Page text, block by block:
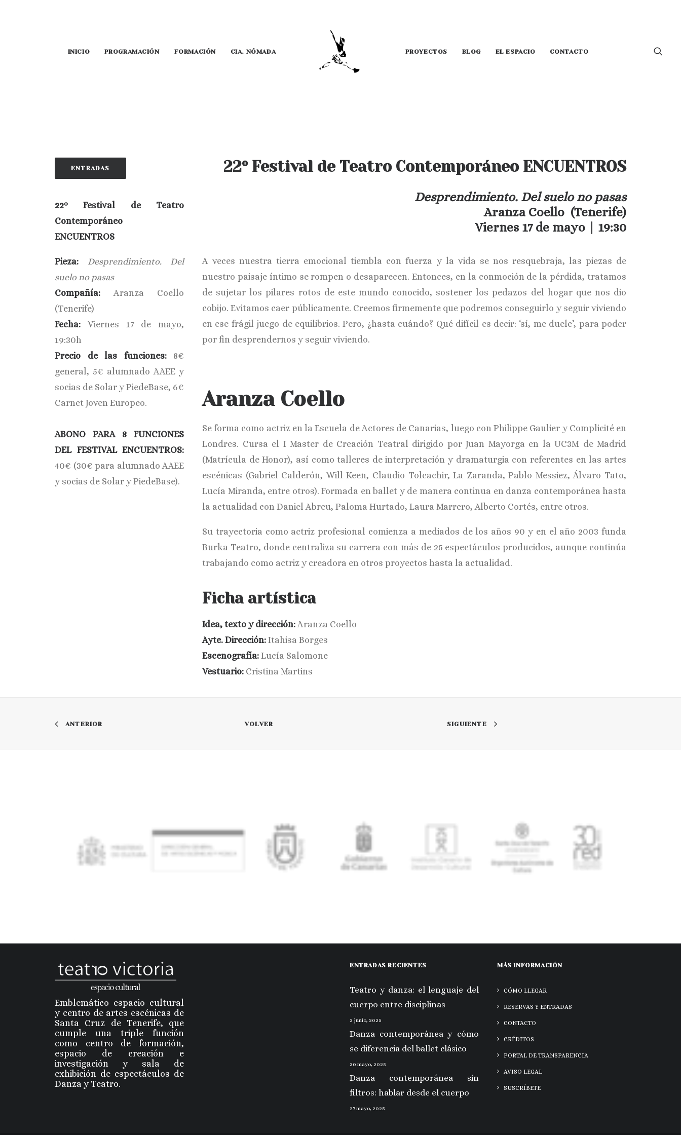
INICIO PROGRAMACIÓN FORMACIÓN CIA. NÓMADA PROYECTOS BLOG EL ESPACIO CONTACTO
ENTRADAS
22º Festival de Teatro
Contemporáneo
ENCUENTROS
Pieza: Desprendimiento. Del
suelo no pasas
Compañía:Aranza Coello
(Tenerife)
Fecha: Viernes 17 de mayo,
19:30h
Precio de las funciones:8€
general, 5€ alumnado AAEE y
socias de Solar y PiedeBase, 6€
Carnet Joven Europeo.
ABONO PARA 8 FUNCIONES
DEL FESTIVAL ENCUENTROS:
40€ (30€ para alumnado AAEE
y socias de Solar y PiedeBase).
22º Festival de Teatro Contemporáneo ENCUENTROS
Desprendimiento. Del suelo no pasas
Aranza Coello (Tenerife)
Viernes 17 de mayo | 19:30
A veces nuestra tierra emocional tiembla con fuerza y la vida se nos resquebraja, las piezas de
nuestro paisaje íntimo se rompen o desaparecen. Entonces, en la conmoción de la pérdida, tratamos
de sujetar los pilares rotos de este mundo conocido, sostener los pedazos del hogar que nos dio
cobijo. Evitamos caer públicamente. Creemos firmemente que podremos conseguirlo y seguir viviendo
en ese frágil juego de equilibrios. Pero, ¿hasta cuándo? Qué difícil es decir: ‘sí, me duele’, para poder
por fin desprendernos y seguir viviendo.
Aranza Coello
Se forma como actriz en la Escuela de Actores de Canarias, luego con Philippe Gaulier y Complicité en
Londres. Cursa el I Master de Creación Teatral dirigido por Juan Mayorga en la UC3M de Madrid
(Matrícula de Honor), así como talleres de interpretación y dramaturgia con referentes en las artes
escénicas (Gabriel Calderón, Will Keen, Claudio Tolcachir, La Zaranda, Pablo Messiez, Álvaro Tato,
Lucía Miranda, entre otros). Formada en ballet y de manera continua en danza contemporánea hasta
la actualidad con Daniel Abreu, Paloma Hurtado, Laura Marrero, Alberto Cortés, entre otros.
Su trayectoria como actriz profesional comienza a mediados de los años 90 y en el año 2003 funda
Burka Teatro, donde centraliza su carrera con más de 25 espectáculos producidos, aunque continúa
trabajando como actriz y creadora en otros proyectos hasta la actualidad.
Ficha artística
Idea, texto y dirección:Aranza Coello
Ayte. Dirección: Itahisa Borges
Escenografía: Lucía Salomone
Vestuario: Cristina Martins
ANTERIOR VOLVER SIGUIENTE
Emblemático espacio cultural
y centro de artes escénicas de
Santa Cruz de Tenerife, que
cumple una triple función
como centro de formación,
espacio de creación e
investigación y sala de
exhibición de espectáculos de
Danza y Teatro.
ENTRADAS RECIENTES
Teatro y danza: el lenguaje del
cuerpo entre disciplinas
3 junio, 2025
Danza contemporánea y cómo
se diferencia del ballet clásico
30 mayo, 2025
Danza contemporánea sin
filtros: hablar desde el cuerpo
27 mayo, 2025
MÁS INFORMACIÓN
CÓMO LLEGAR
RESERVAS Y ENTRADAS
CONTACTO
CRÉDITOS
PORTAL DE TRANSPARENCIA
AVISO LEGAL
SUSCRÍBETE